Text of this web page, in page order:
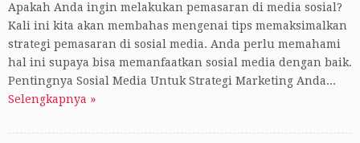
Apakah Anda ingin melakukan pemasaran di media sosial?
Kali ini kita akan membahas mengenai tips memaksimalkan
strategi pemasaran di sosial media. Anda perlu memahami
hal ini supaya bisa memanfaatkan sosial media dengan baik.
Pentingnya Sosial Media Untuk Strategi Marketing Anda...
Selengkapnya »